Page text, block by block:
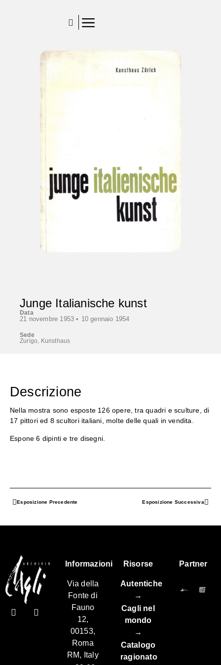
Junge Italianische kunst
Data
21 novembre 1953 • 10 gennaio 1954
Sede
Zurigo, Kunsthaus
Descrizione
Nella mostra sono esposte 126 opere, tra quadri e sculture, di
17 pittori ed 8 scultori italiani, molte delle quali in vendita.
Espone 6 dipinti e tre disegni.
Esposizione Precedente Esposizione Successiva
Informazioni
Via della
Fonte di
Fauno
12,
00153,
Roma
RM, Italy
Risorse
Autentiche
→
Cagli nel
mondo
→
Catalogo
ragionato
Partner